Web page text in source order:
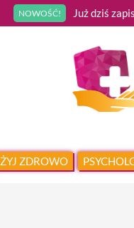
NOWOŚĆ! Już dziś
ŻYJ ZDROWO